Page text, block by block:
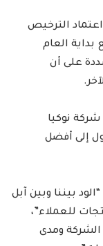
الترخيص
العام
على أن
نوكيا
إلى أفضل
بيننا وبين آبل
للعملاء”،
الشركة ومدى